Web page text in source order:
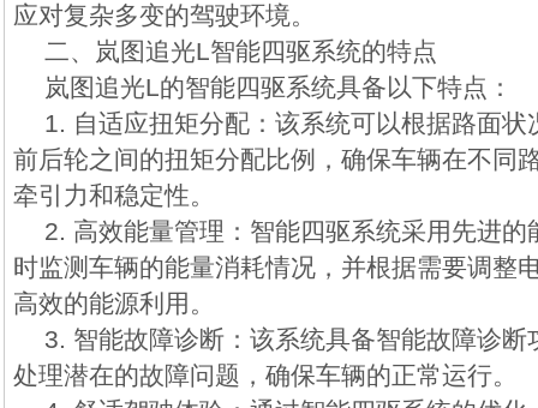
应对复杂多变的驾驶环境。
二、岚图追光L智能四驱系统的特点
岚图追光L的智能四驱系统具备以下特点：
1. 自适应扭矩分配：该系统可以根据路面状
前后轮之间的扭矩分配比例，确保车辆在不同
牵引力和稳定性。
2. 高效能量管理：智能四驱系统采用先进的
时监测车辆的能量消耗情况，并根据需要调整
高效的能源利用。
3. 智能故障诊断：该系统具备智能故障诊断
处理潜在的故障问题，确保车辆的正常运行。